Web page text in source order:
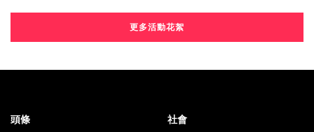
更多活動花絮
頭條 社會